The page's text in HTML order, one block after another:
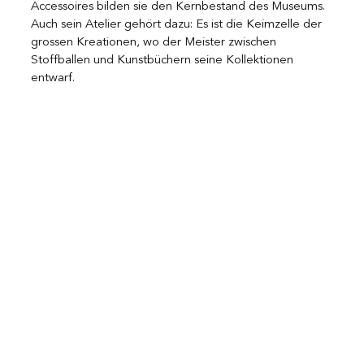
Accessoires bilden sie den Kernbestand des Museums.
Auch sein Atelier gehört dazu: Es ist die Keimzelle der
grossen Kreationen, wo der Meister zwischen
Stoffballen und Kunstbüchern seine Kollektionen
entwarf.